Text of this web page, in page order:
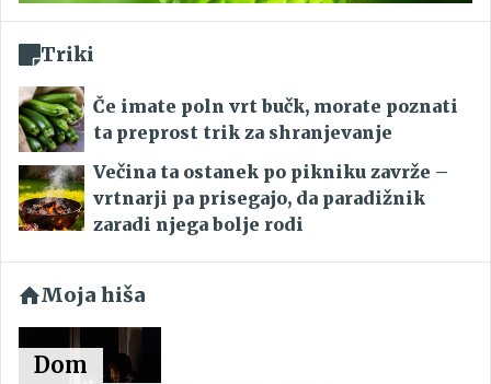
Triki
Če imate poln vrt bučk, morate poznati
ta preprost trik za shranjevanje
Večina ta ostanek po pikniku zavrže –
vrtnarji pa prisegajo, da paradižnik
zaradi njega bolje rodi
Moja hiša
Dom